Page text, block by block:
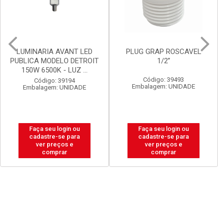
PLUG GRAP ROSCAVEL
1/2”
Código: 39493
Embalagem: UNIDADE
Faça seu login ou
cadastre-se para
ver preços e
comprar
LUX DURAMAIS BALDE 15L
BRANCO NEVE
Código: 20238
Embalagem: BALDE
Faça seu login ou
cadastre-se para
ver preços e
comprar